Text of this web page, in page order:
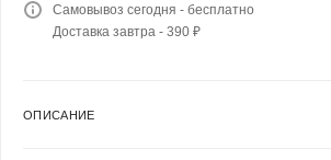
Самовывоз сегодня - бесплатно
Доставка завтра - 390 ₽
ОПИСАНИЕ